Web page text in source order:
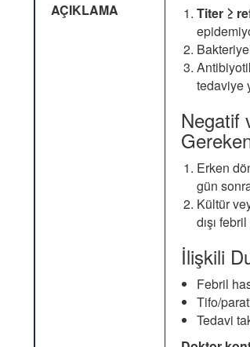
AÇIKLAMA Titer ≥
tedaviye
Negatif
Erken
gün
Kültür
dışı
İlişkili
Febril
Tifo/
Tedavi